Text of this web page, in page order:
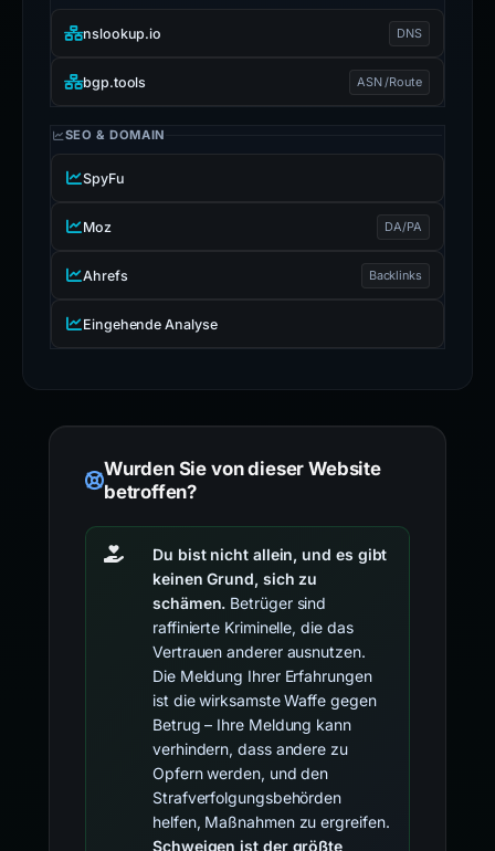
nslookup.io DNS
bgp.tools ASN /Route
SEO & DOMAIN
SpyFu
Moz DA/PA
Ahrefs Backlinks
Eingehende Analyse
Wurden Sie von dieser Website
betroffen?
Du bist nicht allein, und es gibt
keinen Grund, sich zu
schämen. Betrüger sind
raffinierte Kriminelle, die das
Vertrauen anderer ausnutzen.
Die Meldung Ihrer Erfahrungen
ist die wirksamste Waffe gegen
Betrug – Ihre Meldung kann
verhindern, dass andere zu
Opfern werden, und den
Strafverfolgungsbehörden
helfen, Maßnahmen zu ergreifen.
Schweigen ist der größte